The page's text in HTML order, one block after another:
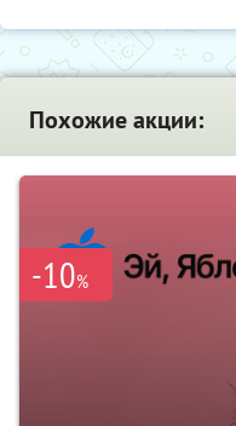
Похожие акции:
-10%